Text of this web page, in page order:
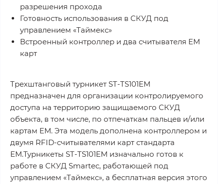
разрешения прохода
Готовность использования в СКУД под
управлением «Таймекс»
Встроенный контроллер и два считывателя EM
карт
Трехштанговый турникет ST-TS101EM
предназначен для организации контролируемого
доступа на территорию защищаемого СКУД
объекта, в том числе, по отпечаткам пальцев и/или
картам EM. Эта модель дополнена контроллером и
двумя RFID-считывателями карт стандарта
ЕМ.Турникеты ST-TS101EM изначально готов к
работе в СКУД Smartec, работающей под
управлением «Таймекс», а бесплатная версия этого